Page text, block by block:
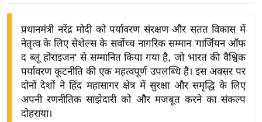
ज़
द्यो
प्रधानमंत्री नरेंद्र मोदी को पर्यावरण संरक्षण और सतत विकास में
नेतृत्व के लिए सेशेल्स के सर्वोच्च नागरिक सम्मान 'गार्जियन ऑफ
द ब्लू होराइजन' से सम्मानित किया गया है, जो भारत की वैश्विक
पर्यावरण कूटनीति की एक महत्वपूर्ण उपलब्धि है। इस अवसर पर
दोनों देशों ने हिंद महासागर क्षेत्र में सुरक्षा और समृद्धि के लिए
अपनी रणनीतिक साझेदारी को और मजबूत करने का संकल्प
दोहराया।